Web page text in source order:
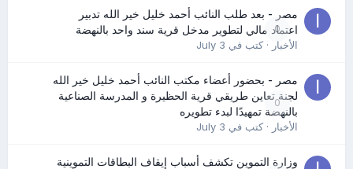
0
مصر - بعد طلب النائب أحمد خليل خير الله تدبير
اعتماد مالي لتطوير مدخل قرية سند واحد بالنهضة
الأخبار· كتب في July 3
0
مصر - بحضور أعضاء مكتب النائب أحمد خليل خير الله
لجنة تعاين طريقي قرية الحظيرة و المدرسة الصناعية
بالنهضة تمهيدًا لبدء تطويره
الأخبار· كتب في July 3
وزارة التموين تكشف أسباب إيقاف البطاقات التموينية